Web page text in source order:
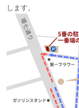
します。